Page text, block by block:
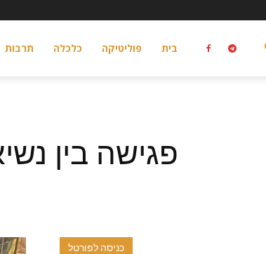
תרבות כלכלה פוליטיקה בית
פגישה בין
כניסה לפורטל